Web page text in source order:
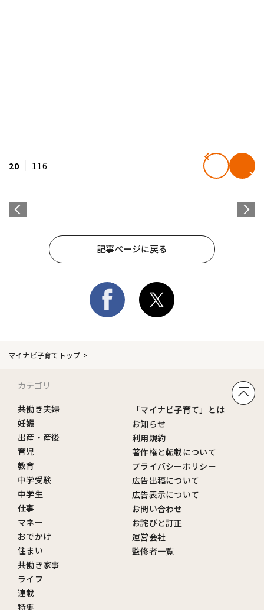
20 116
記事ページに戻る
マイナビ子育てトップ
カテゴリ
共働き夫婦
妊娠
出産・産後
育児
教育
中学受験
中学生
仕事
マネー
おでかけ
住まい
共働き家事
ライフ
連載
特集
「マイナビ子育て」とは
お知らせ
利用規約
著作権と転載について
プライバシーポリシー
広告出稿について
広告表示について
お問い合わせ
お詫びと訂正
運営会社
監修者一覧